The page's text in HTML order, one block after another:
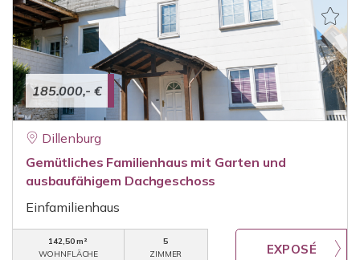
185.000,- €
Dillenburg
Gemütliches Familienhaus mit Garten und
ausbaufähigem Dachgeschoss
Einfamilienhaus
142,50 m²
WOHNFLÄCHE
5
ZIMMER